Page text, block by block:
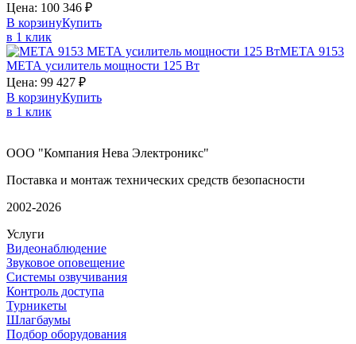
Цена: 100 346 ₽
В корзинуКупить
в 1 клик
МЕТА 9153
МЕТА усилитель мощности 125 Вт
Цена: 99 427 ₽
В корзинуКупить
в 1 клик
ООО "Компания Нева Электроникс"
Поставка и монтаж технических средств безопасности
2002-2026
Услуги
Видеонаблюдение
Звуковое оповещение
Системы озвучивания
Контроль доступа
Турникеты
Шлагбаумы
Подбор оборудования